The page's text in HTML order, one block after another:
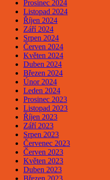
Prosinec 2024
Listopad 2024
Říjen 2024
Září 2024
Srpen 2024
Červen 2024
Květen 2024
Duben 2024
Březen 2024
Únor 2024
Leden 2024
Prosinec 2023
Listopad 2023
Říjen 2023
Září 2023
Srpen 2023
Červenec 2023
Červen 2023
Květen 2023
Duben 2023